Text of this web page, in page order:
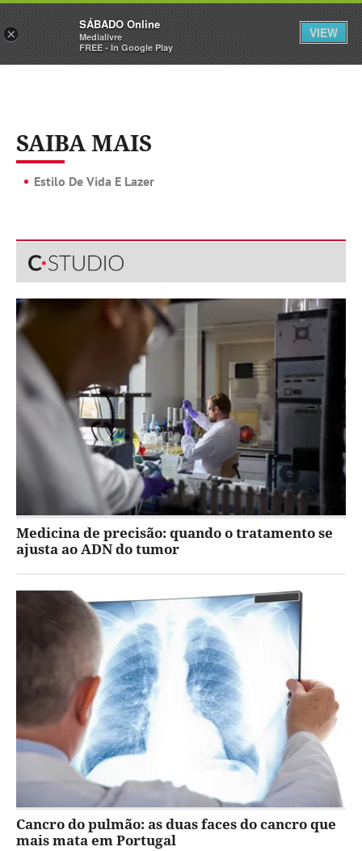
Sábado Assine Iniciar Sessão
SAIBA MAIS
Estilo De Vida E Lazer
Medicina de precisão: quando o tratamento se
ajusta ao ADN do tumor
Cancro do pulmão: as duas faces do cancro que
mais mata em Portugal
×
SÁBADO Online
Medialivre
FREE - In Google Play
VIEW